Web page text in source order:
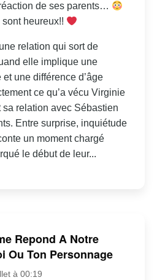
de ses parents…
sont heureux!!
relation qui sort de
elle implique une
une différence d’âge
ce qu’a vécu Virginie
sa relation avec Sébastien
Entre surprise, inquiétude
un moment chargé
le début de leur...
Repond A Notre
Ou Ton Personnage
à 00:19